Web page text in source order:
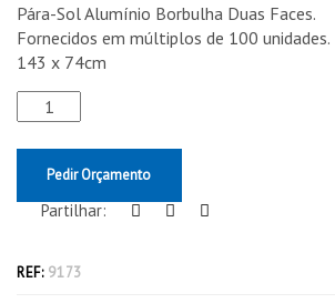
Pára-Sol Alumínio Borbulha Duas Faces.
Fornecidos em múltiplos de 100 unidades.
143 x 74cm
Pedir Orçamento
Partilhar:
REF: 9173